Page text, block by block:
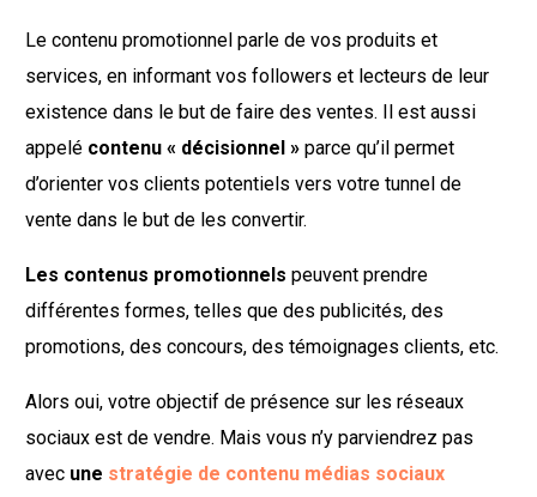
Le contenu promotionnel parle de vos produits et
services, en informant vos followers et lecteurs de leur
existence dans le but de faire des ventes. Il est aussi
appelé contenu « décisionnel »parce qu’il permet
d’orienter vos clients potentiels vers votre tunnel de
vente dans le but de les convertir.
Les contenus promotionnels peuvent prendre
différentes formes, telles que des publicités, des
promotions, des concours, des témoignages clients, etc.
Alors oui, votre objectif de présence sur les réseaux
sociaux est de vendre. Mais vous n’y parviendrez pas
avec une stratégie de contenu médias sociaux